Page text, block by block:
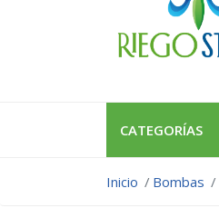
CATEGORÍAS
Inicio Bombas